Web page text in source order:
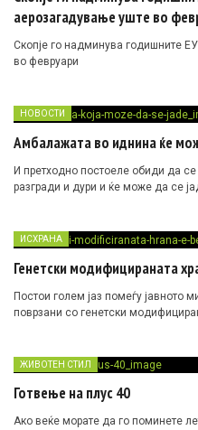
аерозагадување уште во
Скопје го надминува годишните
во февруари
НОВОСТИ
Амбалажата во иднина ќе
И претходно постоеле обиди да
разгради и дури и ќе може да се
ИСХРАНА
Генетски модифицираната
Постои голем јаз помеѓу јавното
поврзани со генетски
ЖИВОТЕН СТИЛ
Готвење на плус 40
Ако веќе морате да го поминете